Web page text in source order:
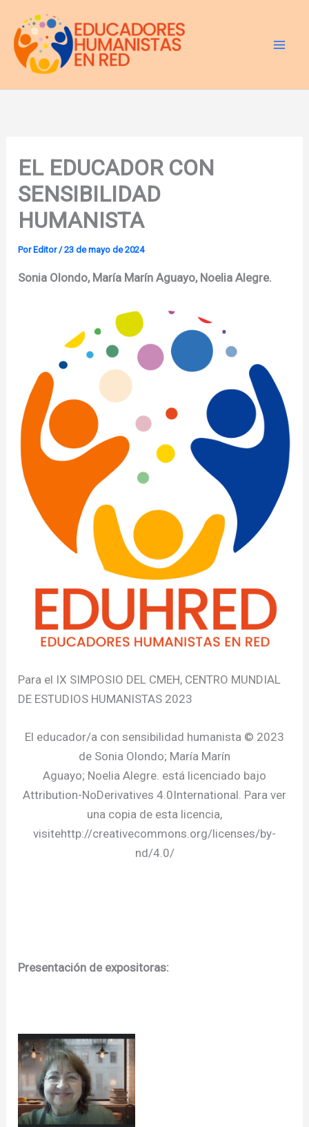
contenido
EL EDUCADOR CON
SENSIBILIDAD
HUMANISTA
PorEditor /23 de mayo de 2024
Sonia Olondo, María Marín Aguayo, Noelia Alegre.
Para el IX SIMPOSIO DEL CMEH, CENTRO MUNDIAL
DE ESTUDIOS HUMANISTAS 2023
El educador/a con sensibilidad humanista © 2023
de Sonia Olondo; María Marín
Aguayo; Noelia Alegre. está licenciado bajo
Attribution-NoDerivatives 4.0International. Para ver
una copia de esta licencia,
visitehttp://creativecommons.org/licenses/by-
nd/4.0/
Presentación de expositoras: